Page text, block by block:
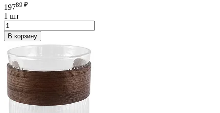
19789 ₽
1 шт
В корзину